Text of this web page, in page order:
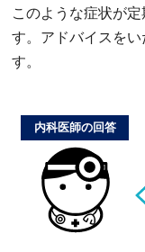
このような症状が定
す。アドバイスを
す。
内科医師の回答